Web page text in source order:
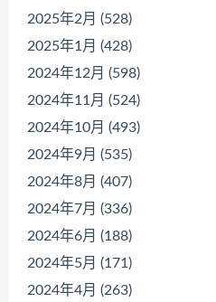
2025年2月 (528)
2025年1月 (428)
2024年12月 (598)
2024年11月 (524)
2024年10月 (493)
2024年9月 (535)
2024年8月 (407)
2024年7月 (336)
2024年6月 (188)
2024年5月 (171)
2024年4月 (263)